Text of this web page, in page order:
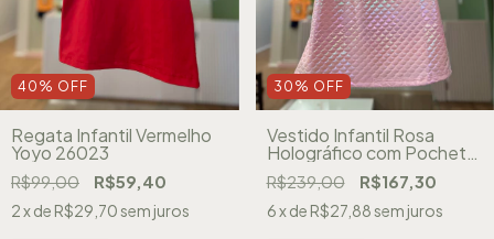
40 % OFF
Regata Infantil Vermelho
Yoyo 26023
R$99,00 R$59,40
2x de R$29,70sem juros
30 % OFF
Vestido Infantil Rosa
Holográfico com Pochete
Yoyo 26074
R$239,00 R$167,30
6x de R$27,88sem juros